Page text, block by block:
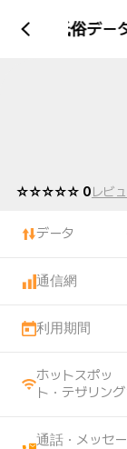
+ 低俗デー
☆☆☆☆☆ 0レビ
データ
通信網
利用期間
ホットスポッ
ト・テザリング
通話・メッセー